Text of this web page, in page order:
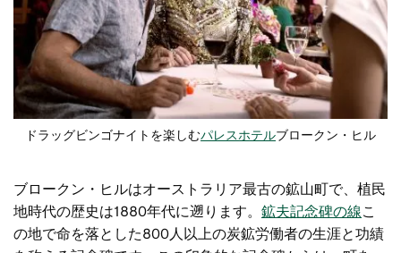
ドラッグビンゴナイトを楽しむパレスホテルブロークン・ヒル
ブロークン・ヒルはオーストラリア最古の鉱山町で、植民
地時代の歴史は1880年代に遡ります。 鉱夫記念碑の線こ
の地で命を落とした800人以上の炭鉱労働者の生涯と功績